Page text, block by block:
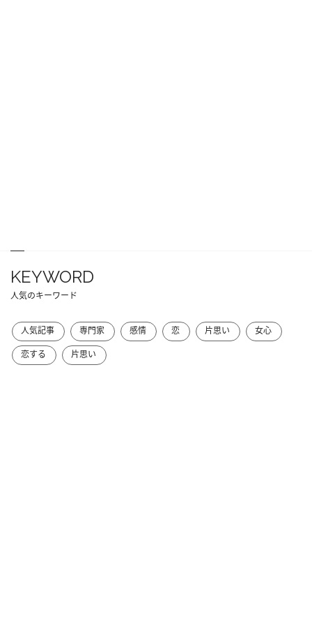
KEYWORD
人気のキーワード
人気記事 専門家 感情 恋 片思い
女心
恋する
片思い